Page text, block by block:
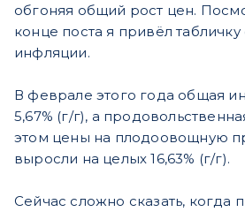
обгоняя общий рост цен.
конце поста я привёл
инфляции.
В феврале этого года общая
5,67% (г/г), а
этом цены на плодоовощную
выросли на целых 16,63% (г/г).
Сейчас сложно сказать, когда